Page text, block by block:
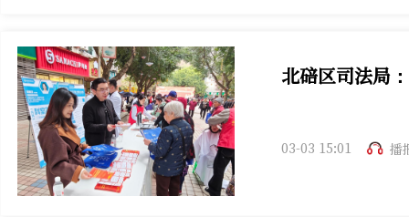
北碚区司法局
03-03 15:01 播